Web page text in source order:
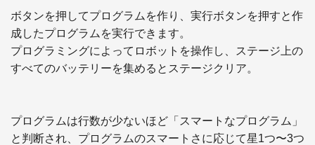
ボタンを押してプログラムを作り、実行ボタンを押すと作
成したプログラムを実行できます。
プログラミングによってロボットを操作し、ステージ上の
すべてのバッテリーを集めるとステージクリア。
プログラムは行数が少ないほど「スマートなプログラム」
と判断され、プログラムのスマートさに応じて星1つ〜3つ